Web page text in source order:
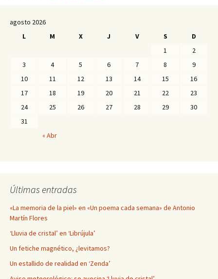
agosto 2026
L
M X J V S
D
1
2
3
4 5 6 7 8
9
10
11 12 13 14 15
16
17
18 19 20 21 22
23
24
25 26 27 28 29
30
31
« Abr
Últimas entradas
«La memoria de la piel» en «Un poema cada semana» de Antonio
Martín Flores
‘Lluvia de cristal’ en ‘Librújula’
Un fetiche magnético, ¿levitamos?
Un estallido de realidad en ‘Zenda’